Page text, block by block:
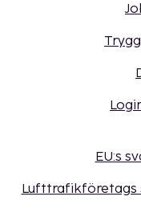
EU:s
Lufttrafikföretags